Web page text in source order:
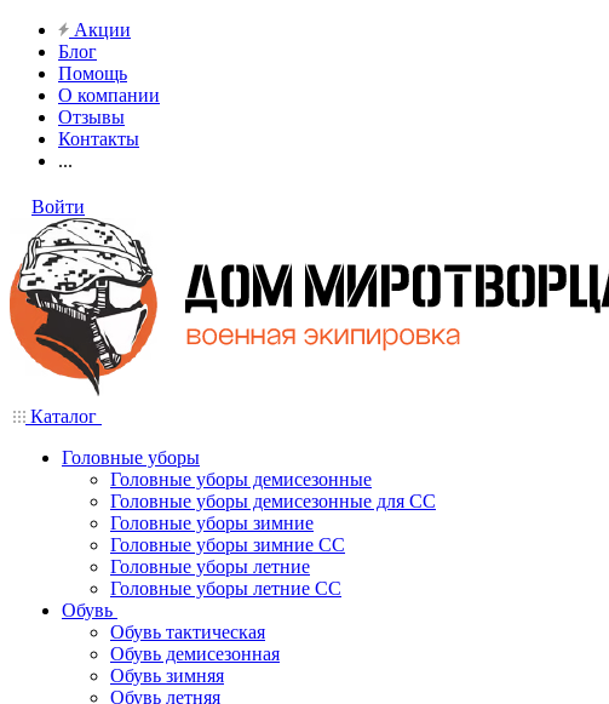
Акции
Блог
Помощь
О компании
Отзывы
Контакты
...
Войти
Каталог
Головные уборы
Головные уборы демисезонные
Головные уборы демисезонные для СС
Головные уборы зимние
Головные уборы зимние СС
Головные уборы летние
Головные уборы летние СС
Обувь
Обувь тактическая
Обувь демисезонная
Обувь зимняя
Обувь летняя